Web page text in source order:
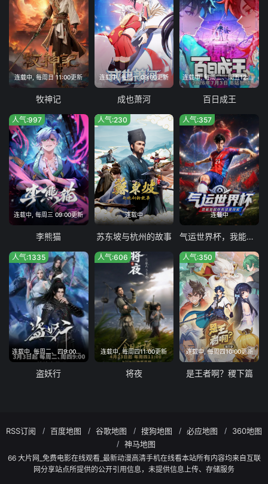
连载中, 每周日 11:00更新
牧神记
连载中, 每周一 09:00更新
成也萧河
连载中, 每周二、周五12:00更新
百日成王
连载中, 每周三 09:00更新
人气:997
李熊猫
连载中
人气:230
苏东坡与杭州的故事
连载中
人气:357
气运世界杯，我能复制所有球星技能
连载中, 每周二、四9:00更新
人气:1335
盗妖行
连载中, 每周四11:00更新
人气:606
将夜
连载中, 每周四10:00更新
人气:350
是王者啊？稷下篇
RSS订阅 百度地图 谷歌地图 搜狗地图 必应地图
360地图
神马地图
66 大片网_免费电影在线观看_最新动漫高清手机在线看本站所有内容均来自互联
网分享站点所提供的公开引用信息，未提供信息上传、存储服务